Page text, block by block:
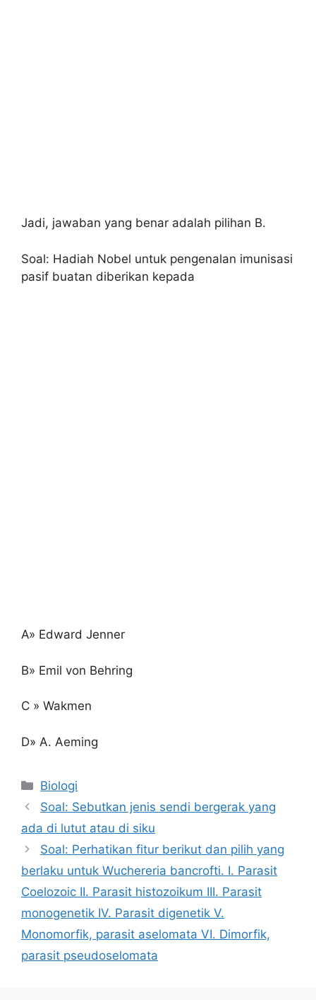
Jadi, jawaban yang benar adalah pilihan B.
Soal: Hadiah Nobel untuk pengenalan imunisasi
pasif buatan diberikan kepada
A» Edward Jenner
B» Emil von Behring
C » Wakmen
D» A. Aeming
Kategori
Biologi
Soal: Sebutkan jenis sendi bergerak yang
ada di lutut atau di siku
Soal: Perhatikan fitur berikut dan pilih yang
berlaku untuk Wuchereria bancrofti. I. Parasit
Coelozoic II. Parasit histozoikum III. Parasit
monogenetik IV. Parasit digenetik V.
Monomorfik, parasit aselomata VI. Dimorfik,
parasit pseudoselomata